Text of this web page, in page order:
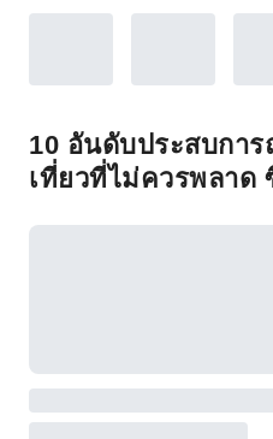
10 อันดับประสบกา
เที่ยวที่ไม่ควรพลาด